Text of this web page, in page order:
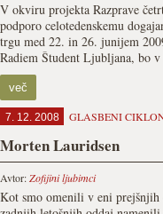
V okviru projekta Razprave
podporo celotedenskemu
trgu med 22. in 26. junijem
Radiem Študent Ljubljana, bo
več
7. 12. 2008 GLASBENI
Morten Lauridsen
Avtor:Zofijini ljubimci
Kot smo omenili v eni